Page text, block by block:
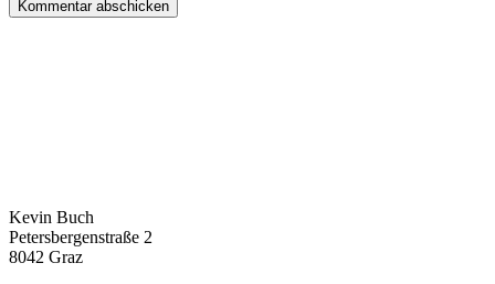
Kevin Buch
Petersbergenstraße 2
8042 Graz